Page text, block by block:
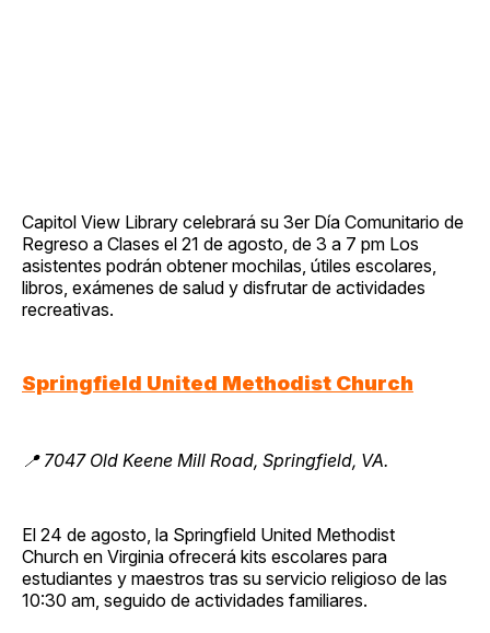
Capitol View Library celebrará su 3er Día Comunitario de
Regreso a Clases el 21 de agosto, de 3 a 7 pm Los
asistentes podrán obtener mochilas, útiles escolares,
libros, exámenes de salud y disfrutar de actividades
recreativas.
Springfield United Methodist Church
📍 7047 Old Keene Mill Road, Springfield, VA.
El 24 de agosto, la Springfield United Methodist
Church en Virginia ofrecerá kits escolares para
estudiantes y maestros tras su servicio religioso de las
10:30 am, seguido de actividades familiares.